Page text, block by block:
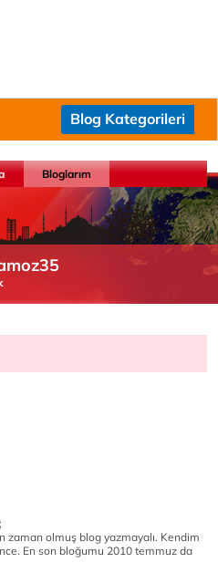
Blog Kategorileri
Bloglarım
zaman olmuş blog yazmayalı. Kendim
En son bloğumu 2010 temmuz da